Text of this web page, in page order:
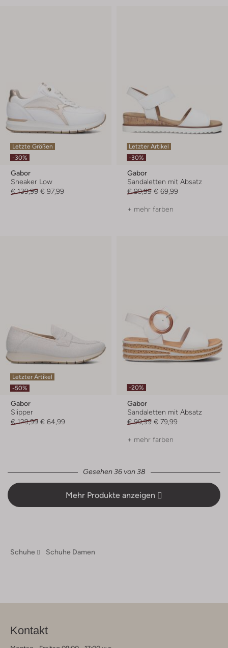
Letzte Größen
-30%
Gabor
Sneaker Low
€ 139,99 € 97,99
Letzter Artikel
-30%
Gabor
Sandaletten mit Absatz
€ 99,99 € 69,99
+ mehr farben
Letzter Artikel
-50%
Gabor
Slipper
€ 129,99 € 64,99
-20%
Gabor
Sandaletten mit Absatz
€ 99,99 € 79,99
+ mehr farben
Gesehen 36 von 38
Mehr Produkte anzeigen
Schuhe Schuhe Damen
Kontakt